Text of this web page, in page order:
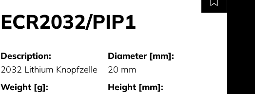
ECR2032/PIP1
Description:
2032 Lithium Knopfzelle
Diameter [mm]:
20 mm
Weight [g]:
Height [mm]: